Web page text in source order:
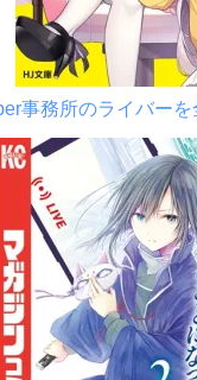
事務所のライバー